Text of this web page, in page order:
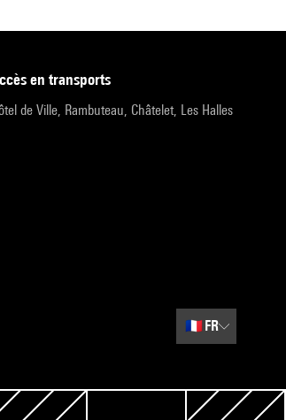
accès en transports
de Ville, Rambuteau, Châtelet, Les Halles
🇫🇷 FR